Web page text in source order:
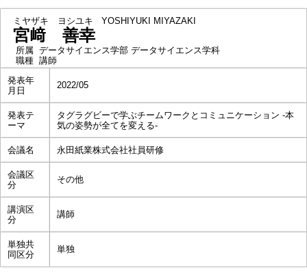
ミヤザキ ヨシユキ YOSHIYUKI MIYAZAKI
宮﨑 善幸
所属 データサイエンス学部 データサイエンス学科
職種 講師
発表年
月日
2022/05
発表テ
ーマ
タグラグビーで学ぶチームワークとコミュニケーション -本
気の姿勢が全てを変える-
会議名 永田紙業株式会社社員研修
会議区
分
その他
講演区
分
講師
単独共
同区分
単独